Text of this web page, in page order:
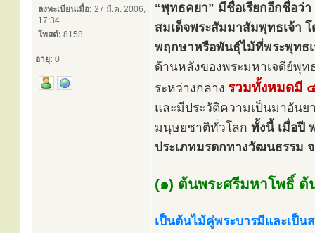
ลงทะเบียนเมื่อ: 27 มี.ค. 2006,
17:34
โพสต์: 8158
อายุ: 0
“พุทธคยา” มีชื่อเรียกอีกชื่อว่
สมเด็จพระสัมมาสัมพุทธเจ้า
พฤกษาหรือพันธุ์ไม้ที่พระพุทธเ
ด้านหลังของพระมหาเจดีย์พุ
ระหว่างกลาง รวมทั้งหมดมี
และมีประวัติความเป็นมาอัน
มนุษยชาติทั่วโลก ทั้งนี้ เมื่อปี
ประเภทมรดกทางวัฒนธรรม จ
(๑) ต้นพระศรีมหาโพธิ์ ต้
เป็นต้นไม้คู่พระบารมีและเป็